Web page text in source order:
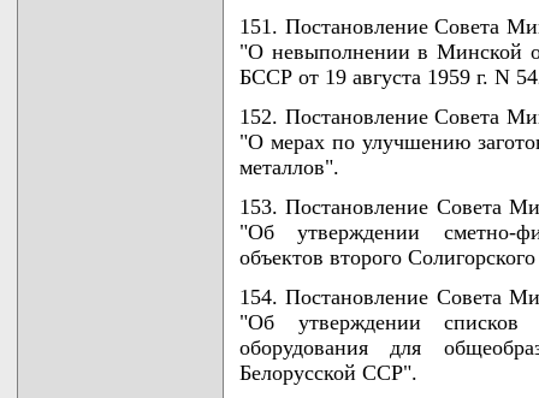
151. Постановление Совета
"О невыполнении в Минской
БССР от 19 августа 1959 г. N
152. Постановление Совета
"О мерах по улучшению
металлов".
153. Постановление Совета
"Об утверждении сметно-
объектов второго
154. Постановление Совета
"Об утверждении списков
оборудования для
Белорусской ССР".